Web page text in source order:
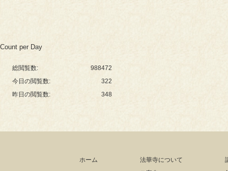
Count per Day
988472
総閲覧数:
322
今日の閲覧数:
348
昨日の閲覧数:
ホーム
法華寺について